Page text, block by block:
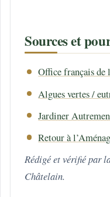
Sources et
Office français de
Algues vertes /
Jardiner
Retour à
Rédigé et vérifié par
Châtelain.